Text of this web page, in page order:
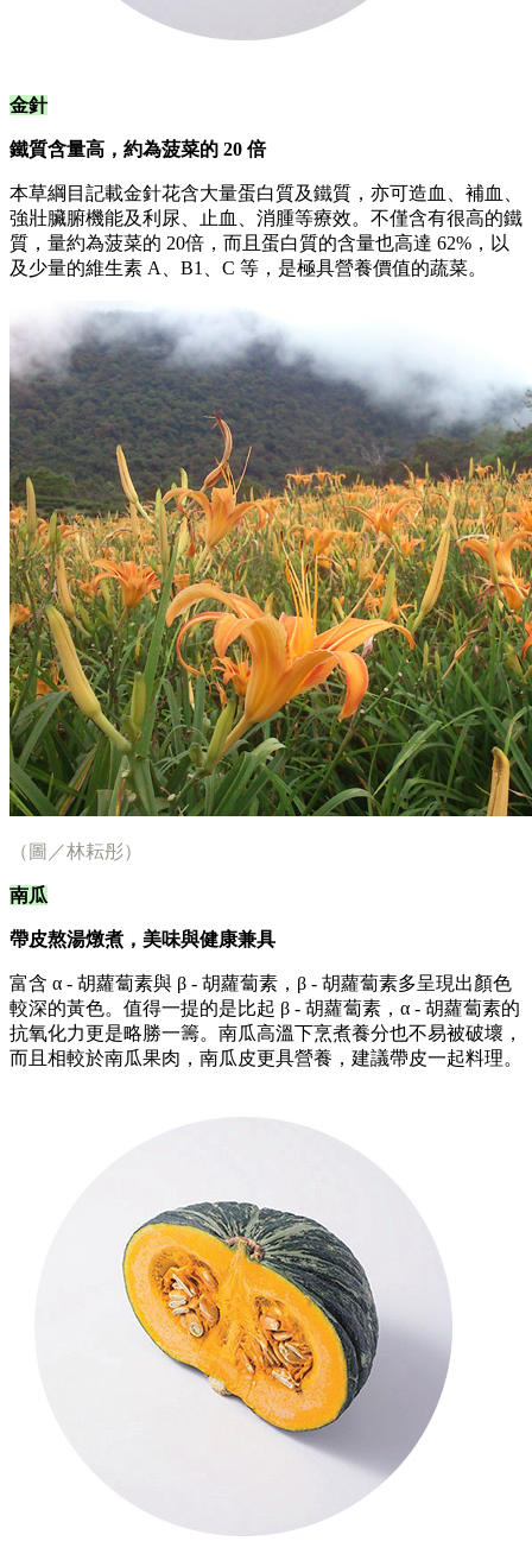
金針
鐵質含量高，約為菠菜的 20 倍
本草綱目記載金針花含大量蛋白質及鐵質，亦可造血、補血、
強壯臟腑機能及利尿、止血、消腫等療效。不僅含有很高的鐵
質，量約為菠菜的 20倍，而且蛋白質的含量也高達 62%，以
及少量的維生素 A、B1、C 等，是極具營養價值的蔬菜。
（圖／林耘彤）
南瓜
帶皮熬湯燉煮，美味與健康兼具
富含 α - 胡蘿蔔素與 β - 胡蘿蔔素，β - 胡蘿蔔素多呈現出顏色
較深的黃色。值得一提的是比起 β - 胡蘿蔔素，α - 胡蘿蔔素的
抗氧化力更是略勝一籌。南瓜高溫下烹煮養分也不易被破壞，
而且相較於南瓜果肉，南瓜皮更具營養，建議帶皮一起料理。